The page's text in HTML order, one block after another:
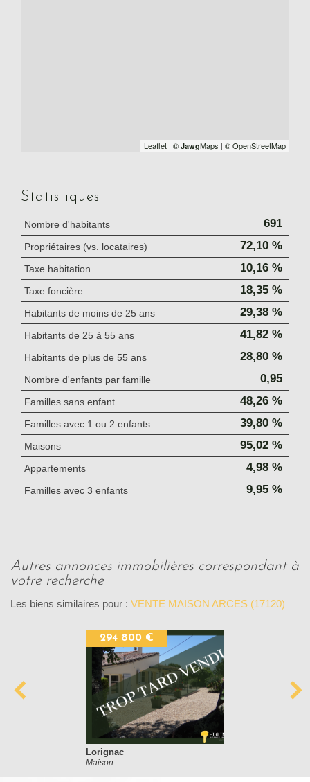
Leaflet | © JawgMaps | © OpenStreetMap
Statistiques
Nombre d'habitants 691
Propriétaires (vs. locataires) 72,10 %
Taxe habitation 10,16 %
Taxe foncière 18,35 %
Habitants de moins de 25 ans 29,38 %
Habitants de 25 à 55 ans 41,82 %
Habitants de plus de 55 ans 28,80 %
Nombre d'enfants par famille 0,95
Familles sans enfant 48,26 %
Familles avec 1 ou 2 enfants 39,80 %
Maisons 95,02 %
Appartements 4,98 %
Familles avec 3 enfants 9,95 %
autres annonces immobilières correspondant à
votre recherche
Les biens similaires pour : VENTE MAISON ARCES (17120)
294 800 €
Lorignac
Maison